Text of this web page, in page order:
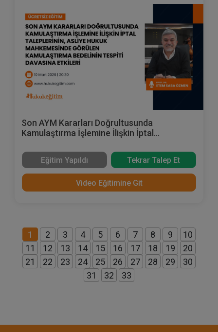
Son AYM Kararları Doğrultusunda
Kamulaştırma İşlemine İlişkin İptal
Görülen Kamulaştırma Bedelinin Tespiti
Davasına Etkileri
Eğitim Yapıldı Tekrar Talep Et
Video Eğitimine Git
1 2 3 4 5 6 7 8 9
10
11
12 13 14 15 16 17 18 19
20
21
22 23 24 25 26 27 28 29
30
31
32 33